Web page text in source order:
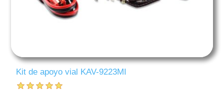
Kit de apoyo vial KAV-9223MI